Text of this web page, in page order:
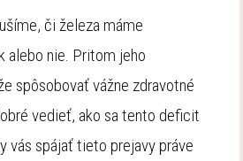
či železa máme
alebo nie. Pritom jeho
spôsobovať vážne zdravotné
vedieť, ako sa tento deficit
vás spájať tieto prejavy práve